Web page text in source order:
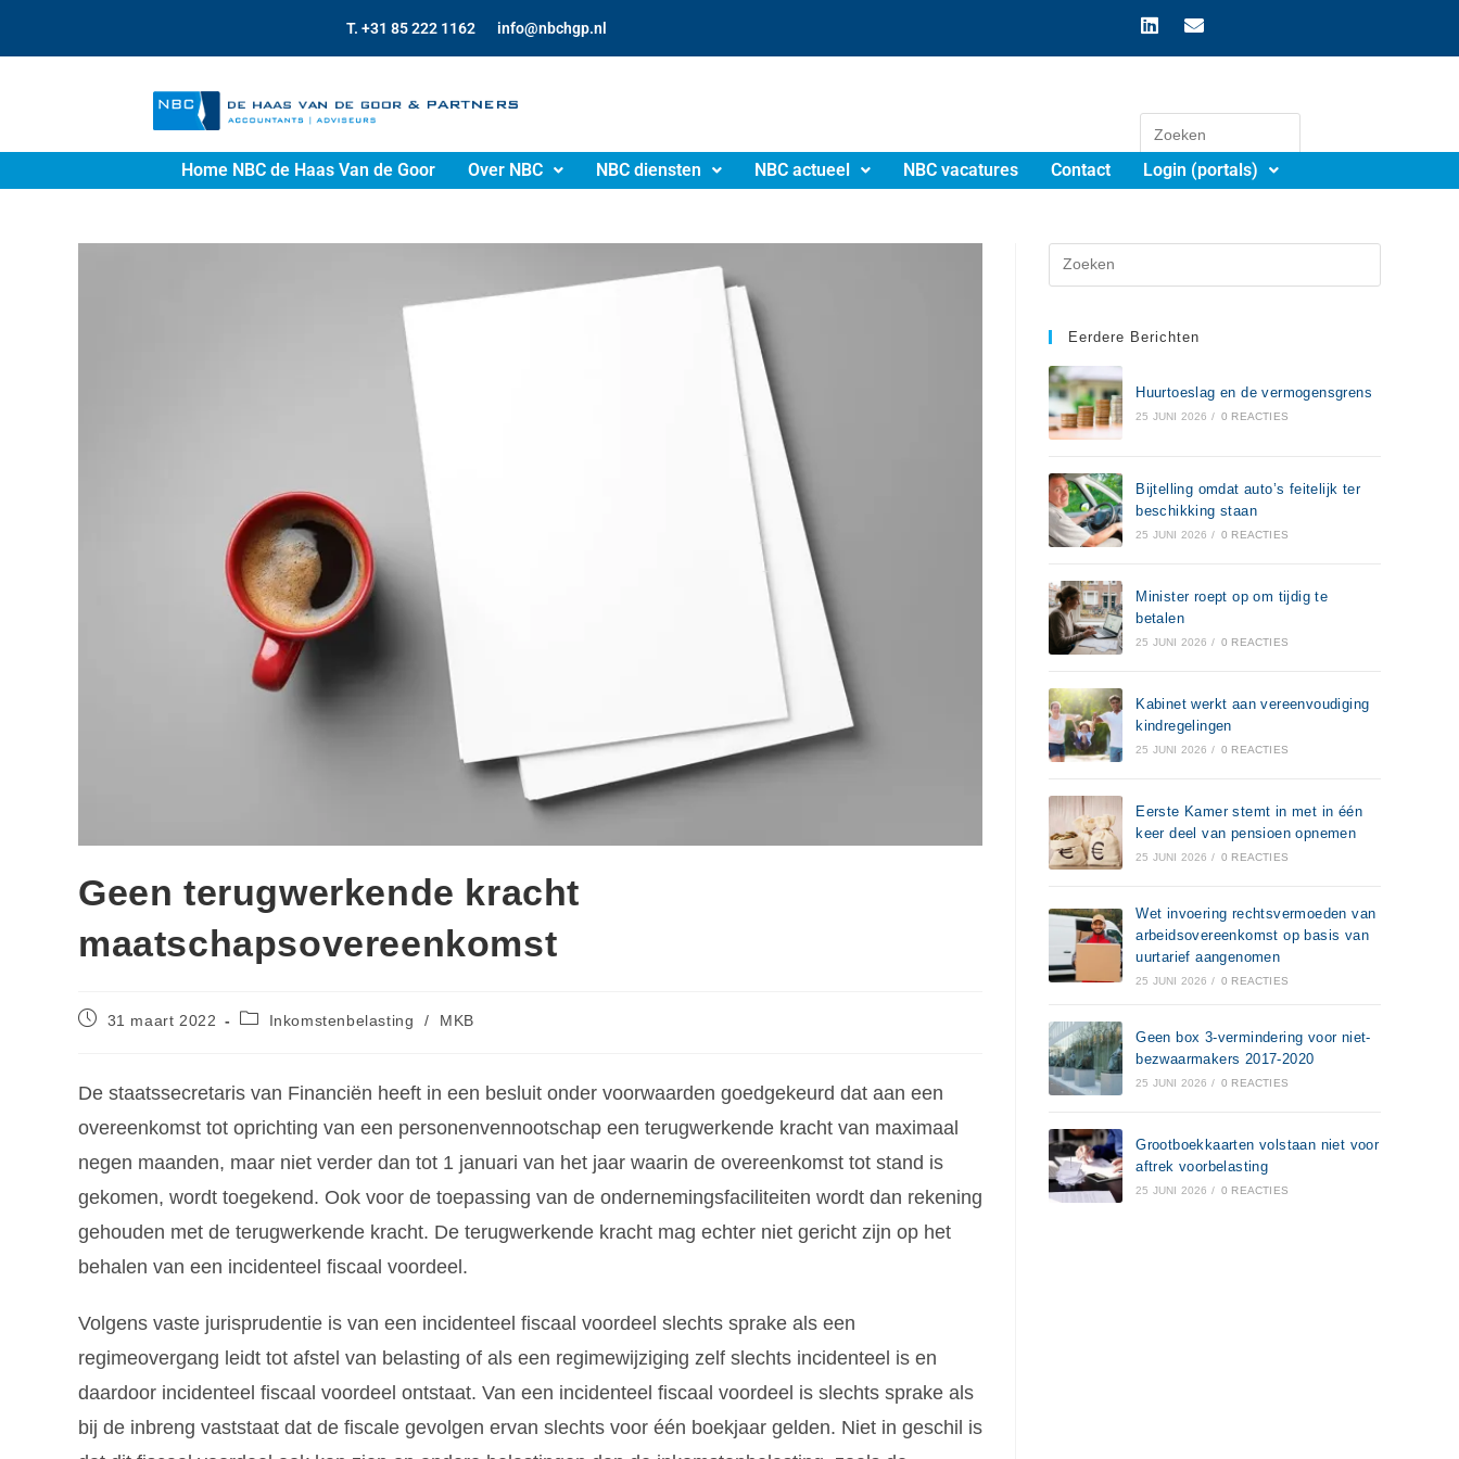
T. +31 85 222 1162 info@nbchgp.nl
Home NBC de Haas Van de Goor Over NBC NBC diensten NBC actueel NBC vacatures Contact Login (portals)
Geen terugwerkende kracht
maatschapsovereenkomst
31 maart 2022 Inkomstenbelasting / MKB
De staatssecretaris van Financiën heeft in een besluit onder voorwaarden goedgekeurd dat aan een
overeenkomst tot oprichting van een personenvennootschap een terugwerkende kracht van maximaal
negen maanden, maar niet verder dan tot 1 januari van het jaar waarin de overeenkomst tot stand is
gekomen, wordt toegekend. Ook voor de toepassing van de ondernemingsfaciliteiten wordt dan rekening
gehouden met de terugwerkende kracht. De terugwerkende kracht mag echter niet gericht zijn op het
behalen van een incidenteel fiscaal voordeel.
Volgens vaste jurisprudentie is van een incidenteel fiscaal voordeel slechts sprake als een
regimeovergang leidt tot afstel van belasting of als een regimewijziging zelf slechts incidenteel is en
daardoor incidenteel fiscaal voordeel ontstaat. Van een incidenteel fiscaal voordeel is slechts sprake als
bij de inbreng vaststaat dat de fiscale gevolgen ervan slechts voor één boekjaar gelden. Niet in geschil is
Eerdere Berichten
Huurtoeslag en de vermogensgrens
25 JUNI 2026 / 0 REACTIES
Bijtelling omdat auto’s feitelijk ter
beschikking staan
25 JUNI 2026 / 0 REACTIES
Minister roept op om tijdig te
betalen
25 JUNI 2026 / 0 REACTIES
Kabinet werkt aan vereenvoudiging
kindregelingen
25 JUNI 2026 / 0 REACTIES
Eerste Kamer stemt in met in één
keer deel van pensioen opnemen
25 JUNI 2026 / 0 REACTIES
Wet invoering rechtsvermoeden van
arbeidsovereenkomst op basis van
uurtarief aangenomen
25 JUNI 2026 / 0 REACTIES
Geen box 3-vermindering voor niet-
bezwaarmakers 2017-2020
25 JUNI 2026 / 0 REACTIES
Grootboekkaarten volstaan niet voor
aftrek voorbelasting
25 JUNI 2026 / 0 REACTIES